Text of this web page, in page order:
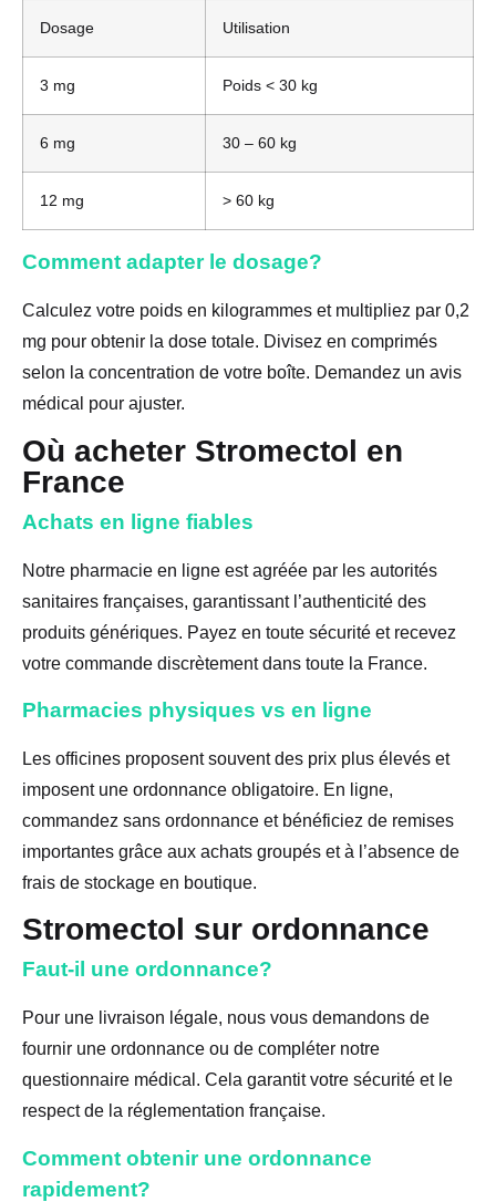
Dosage Utilisation
3 mg Poids < 30 kg
6 mg 30 – 60 kg
12 mg > 60 kg
Comment adapter le dosage?
Calculez votre poids en kilogrammes et multipliez par 0,2
mg pour obtenir la dose totale. Divisez en comprimés
selon la concentration de votre boîte. Demandez un avis
médical pour ajuster.
Où acheter Stromectol en
France
Achats en ligne fiables
Notre pharmacie en ligne est agréée par les autorités
sanitaires françaises, garantissant l’authenticité des
produits génériques. Payez en toute sécurité et recevez
votre commande discrètement dans toute la France.
Pharmacies physiques vs en ligne
Les officines proposent souvent des prix plus élevés et
imposent une ordonnance obligatoire. En ligne,
commandez sans ordonnance et bénéficiez de remises
importantes grâce aux achats groupés et à l’absence de
frais de stockage en boutique.
Stromectol sur ordonnance
Faut-il une ordonnance?
Pour une livraison légale, nous vous demandons de
fournir une ordonnance ou de compléter notre
questionnaire médical. Cela garantit votre sécurité et le
respect de la réglementation française.
Comment obtenir une ordonnance
rapidement?